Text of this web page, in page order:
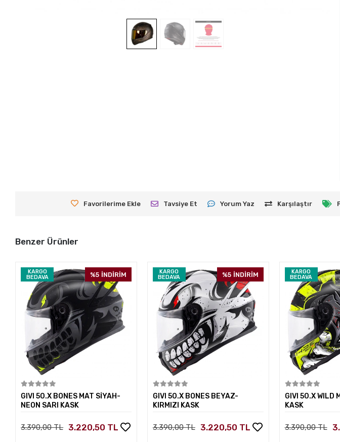
Favorilerime Ekle Tavsiye Et Yorum Yaz Karşılaştır
Benzer Ürünler
KARGO
BEDAVA
%5 İNDİRİM
GIVI 50.X BONES MAT SİYAH-
NEON SARI KASK
3.390,00 TL 3.220,50 TL
KARGO
BEDAVA
%5 İNDİRİM
GIVI 50.X BONES BEYAZ-
KIRMIZI KASK
3.390,00 TL 3.220,50 TL
KARGO
BEDAVA
GIVI 50.X WILD
KASK
3.390,00 TL